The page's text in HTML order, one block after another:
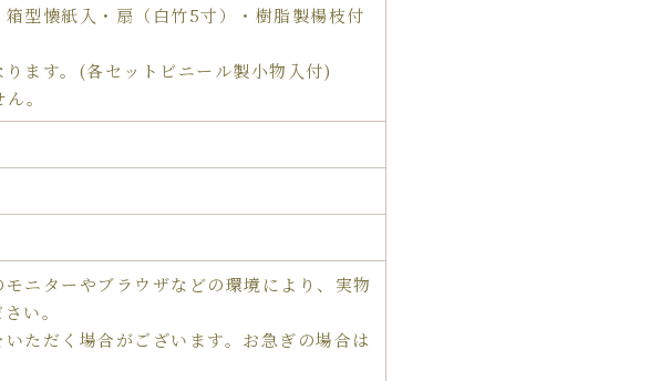
型懐紙入・扇（白竹5寸）・樹脂製楊枝付
ます。(各セットビニール製小物入付)
。
ニターやブラウザなどの環境により、実物
い。
ただく場合がございます。お急ぎの場合は